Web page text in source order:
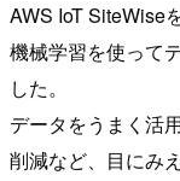
AWS IoT SiteWise
機械学習を使って
した。
データをうまく活
削減など、目にみ